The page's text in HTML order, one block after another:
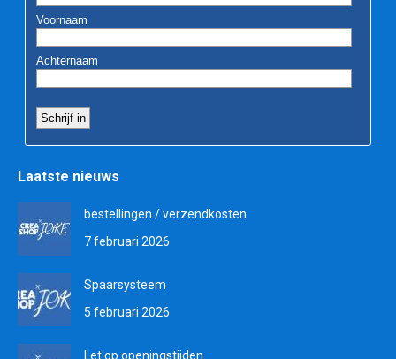
Laatste nieuws
bestellingen / verzendkosten
7 februari 2026
Spaarsysteem
5 februari 2026
Let op openingstijden